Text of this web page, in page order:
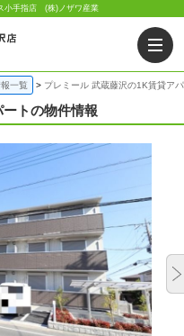
小手指店 (株)ノザワ産業
一覧 プレミール 武蔵藤沢の1K賃貸ア
トの物件情報